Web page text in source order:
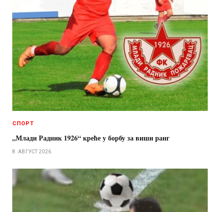
СПОРТ
„Млади Радник 1926“ креће у борбу за виши ранг
8. АВГУСТ 2026.